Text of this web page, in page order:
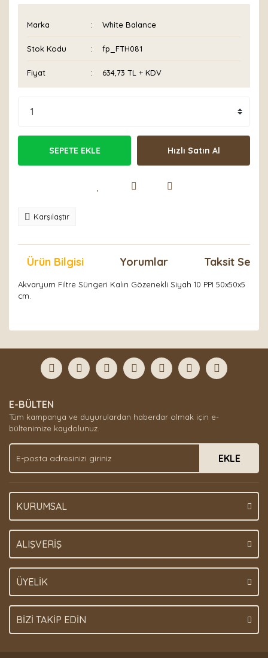
Marka White Balance
Stok Kodu fp_FTH081
Fiyat 634,73 TL + KDV
SEPETE EKLE Hızlı Satın Al
Karşılaştır
Ürün Bilgisi Yorumlar Taksit
Akvaryum Filtre Süngeri Kalın Gözenekli Siyah 10 PPI 50x50x5
cm.
Yorum Yaz
formunu kullanarak tarafımıza iletebilirsiniz.
Görüş ve önerileriniz için teşekkür ederiz.
Ürün açıklamasında eksik bilgiler bulunuyor.
Ürün bilgilerinde hatalar bulunuyor.
Ürün fiyatı diğer sitelerden daha pahalı.
Bu ürüne benzer farklı alternatifler olmalı.
E-BÜLTEN
Tüm kampanya ve duyurulardan haberdar olmak için e-
bültenimize kaydolunuz.
EKLE
KURUMSAL
ALIŞVERİŞ
ÜYELİK
BİZİ TAKİP EDİN